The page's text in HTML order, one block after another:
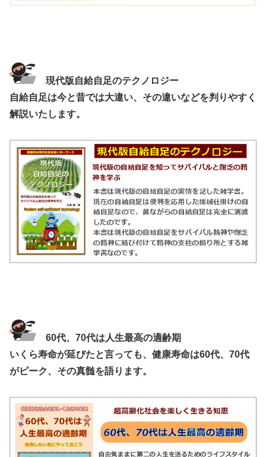
現代版自給自足のテクノロジー
自給自足は今と昔では大違い、その違いなどを判りやすく
解説いたします。
60代、70代は人生最高の適齢期
いくら寿命が延びたと言っても、健康寿命は60代、70代
がピーク、その真髄を語ります。